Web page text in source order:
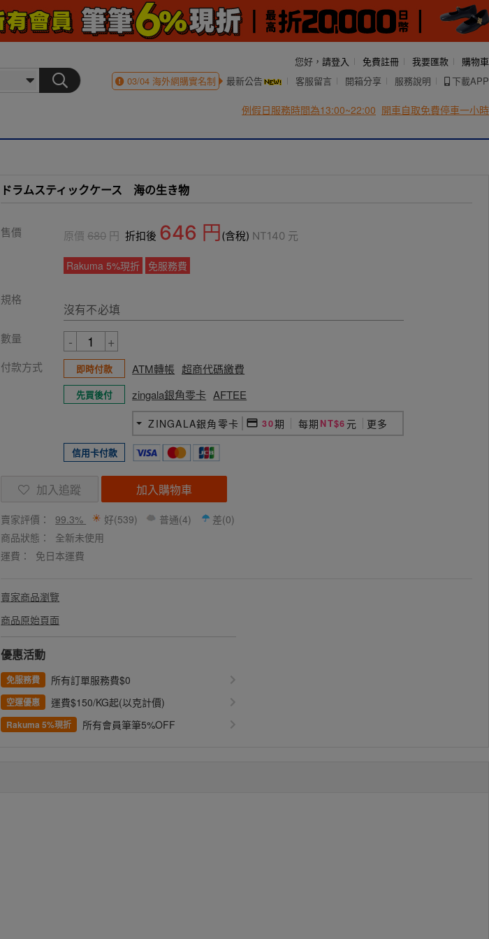
您好， 請登入 免費註冊 我要匯款
購物車
03/04海外網購實名制 最新公告 客服留言 開箱分享 服務說明 下載APP
例假日服務時間為13:00~22:00 開車自取免費停車一小時
ドラムスティックケース 海の生き物
售價 原價680 円 折扣後 646 円 (含稅) NT140 元
Rakuma 5%現折 免服務費
規格
沒有不必填
數量 - +
付款方式 即時付款 ATM轉帳 超商代碼繳費
先買後付 zingala銀角零卡 AFTEE
ZINGALA銀角零卡 30期 每期 NT$6 元 更多
信用卡付款
加入追蹤 加入購物車
賣家評價： 99.3% 好(539) 普通(4)
差(0)
商品狀態：
全新未使用
運費：
免日本運費
賣家商品瀏覽
商品原始頁面
優惠活動
免服務費 所有訂單服務費$0
空運優惠 運費$150/KG起(以克計價)
Rakuma 5%現折 所有會員筆筆5%OFF